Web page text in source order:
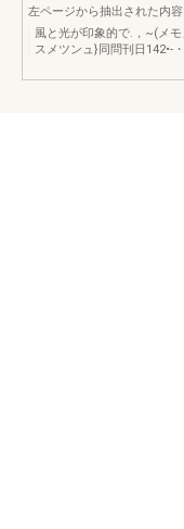
左ページから抽出された内容
風と光が印象的で.，~(メ
スメツンュ}同問刊日142•-